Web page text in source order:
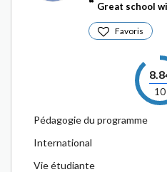
Great school
Favoris
10
Pédagogie du programme
International
Vie étudiante